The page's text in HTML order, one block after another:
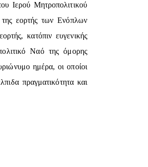
Ιερού Μητροπολιτικού
εορτής των Ενόπλων
κατόπιν ευγενικής
Ναό της όμορης
ημέρα, οι οποίοι
πραγματικότητα και